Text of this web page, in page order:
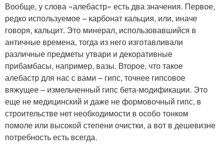
Вообще, у слова «алебастр» есть два значения. Первое,
редко используемое – карбонат кальция, или, иначе
говоря, кальцит. Это минерал, использовавшийся в
античные времена, тогда из него изготавливали
различные предметы утвари и декоративные
прибамбасы, например, вазы. Второе, что такое
алебастр для нас с вами – гипс, точнее гипсовое
вяжущее – измельченный гипс бета-модификации. Это
еще не медицинский и даже не формовочный гипс, в
строительстве нет необходимости в особо тонком
помоле или высокой степени очистки, а вот в дешевизне
потребность есть всегда.